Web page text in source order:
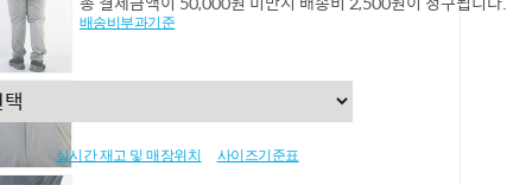
배송비부과기준
실시간 재고 및 매장위치 사이즈기준표